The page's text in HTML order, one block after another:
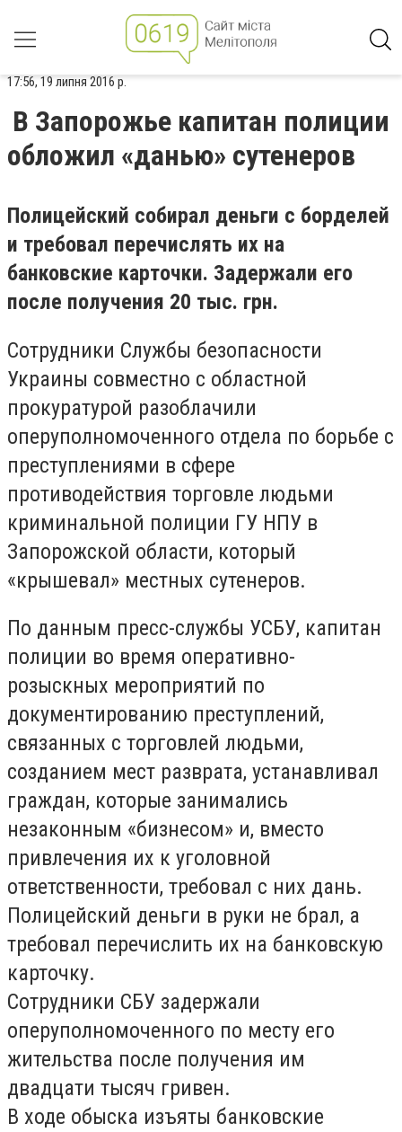
17:56, 19 липня 2016 р.
В Запорожье капитан полиции
обложил «данью» сутенеров
Полицейский собирал деньги с борделей
и требовал перечислять их на
банковские карточки. Задержали его
после получения 20 тыс. грн.
Сотрудники Службы безопасности
Украины совместно с областной
прокуратурой разоблачили
оперуполномоченного отдела по борьбе с
преступлениями в сфере
противодействия торговле людьми
криминальной полиции ГУ НПУ в
Запорожской области, который
«крышевал» местных сутенеров.
По данным пресс-службы УСБУ, капитан
полиции во время оперативно-
розыскных мероприятий по
документированию преступлений,
связанных с торговлей людьми,
созданием мест разврата, устанавливал
граждан, которые занимались
незаконным «бизнесом» и, вместо
привлечения их к уголовной
ответственности, требовал с них дань.
Полицейский деньги в руки не брал, а
требовал перечислить их на банковскую
карточку.
Сотрудники СБУ задержали
оперуполномоченного по месту его
жительства после получения им
двадцати тысяч гривен.
В ходе обыска изъяты банковские